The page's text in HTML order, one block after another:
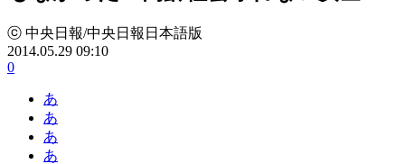
ⓒ 中央日報/中央日報日本語版
2014.05.29 09:10
0
あ
あ
あ
あ